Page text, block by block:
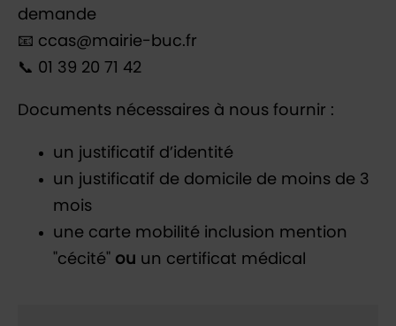
demande
📧 ccas@mairie-buc.fr
📞 01 39 20 71 42
Documents nécessaires à nous fournir :
un justificatif d’identité
un justificatif de domicile de moins de 3
mois
une carte mobilité inclusion mention
"cécité" ou un certificat médical